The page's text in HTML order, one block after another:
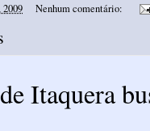
2009 Nenhum comentário:
Itaquera